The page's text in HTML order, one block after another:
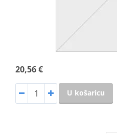
20,56 €
U košaricu